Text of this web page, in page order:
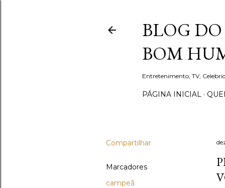
BLOG
BOM
Entretenimento, TV,
PÁGINA INICIAL
Compartilhar
Marcadores
campeã